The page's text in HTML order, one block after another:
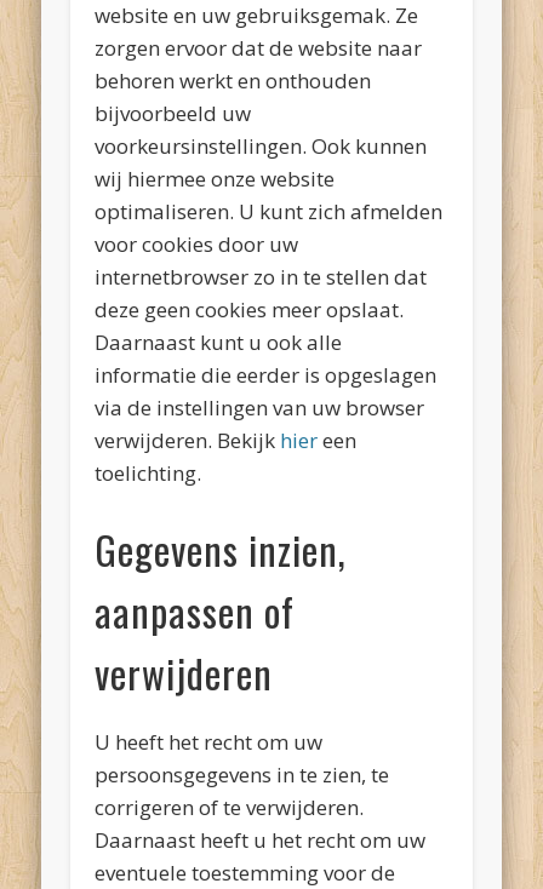
website en uw gebruiksgemak. Ze
zorgen ervoor dat de website naar
behoren werkt en onthouden
bijvoorbeeld uw
voorkeursinstellingen. Ook kunnen
wij hiermee onze website
optimaliseren. U kunt zich afmelden
voor cookies door uw
internetbrowser zo in te stellen dat
deze geen cookies meer opslaat.
Daarnaast kunt u ook alle
informatie die eerder is opgeslagen
via de instellingen van uw browser
verwijderen. Bekijk hiereen
toelichting.
Gegevens inzien,
aanpassen of
verwijderen
U heeft het recht om uw
persoonsgegevens in te zien, te
corrigeren of te verwijderen.
Daarnaast heeft u het recht om uw
eventuele toestemming voor de